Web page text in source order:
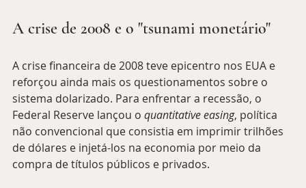
A crise de 2008 e o "tsunami monetário"
A crise financeira de 2008 teve epicentro nos EUA e
reforçou ainda mais os questionamentos sobre o
sistema dolarizado. Para enfrentar a recessão, o
Federal Reserve lançou o quantitative easing, política
não convencional que consistia em imprimir trilhões
de dólares e injetá-los na economia por meio da
compra de títulos públicos e privados.